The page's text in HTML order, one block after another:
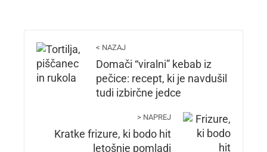
< NAZAJ
Domači “viralni” kebab iz
pečice: recept, ki je navdušil
tudi izbirčne jedce
> NAPREJ
Kratke frizure, ki bodo hit
letošnje pomladi